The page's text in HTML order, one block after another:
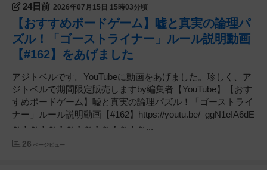
24日前 2026年07月15日 15時03分頃
【おすすめボードゲーム】嘘と真実の論理パ
ズル！「ゴーストライナー」ルール説明動画
【#162】をあげました
アジトベルです。YouTubeに動画をあげました。珍しく、ア
ジトベルで期間限定販売しますby編集者【YouTube】【おす
すめボードゲーム】嘘と真実の論理パズル！「ゴーストライ
ナー」ルール説明動画【#162】https://youtu.be/_ggN1eIA6dE
～・～・～・～・～・～・～・～...
26 ページビュー